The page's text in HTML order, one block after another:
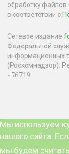
обработку файлов
в соответствии с
Сетевое издание
Федеральной
информационных
(Роскомнадзор).
- 76719.
Мы используем
нашего сайта.
мы будем